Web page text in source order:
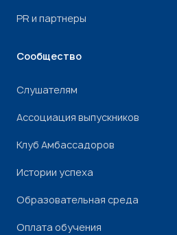
PR и партнеры
Сообщество
Слушателям
Ассоциация выпускников
Клуб Амбассадоров
Истории успеха
Образовательная среда
Оплата обучения